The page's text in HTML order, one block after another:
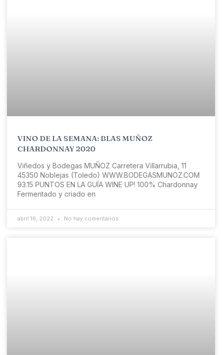
VINO DE LA SEMANA: BLAS MUÑOZ
CHARDONNAY 2020
Viñedos y Bodegas MUÑOZ Carretera Villarrubia, 11
45350 Noblejas (Toledo) WWW.BODEGASMUNOZ.COM
93.15 PUNTOS EN LA GUÍA WINE UP! 100% Chardonnay
Fermentado y criado en
abril 16, 2022 No hay comentarios